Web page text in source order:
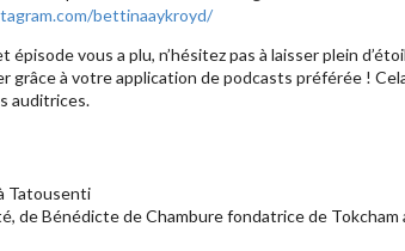
bettinaaykroyd/
épisode vous a plu, n’hésitez pas à laisser plein
grâce à votre application de podcasts préférée !
auditrices.
Tatousenti
de Bénédicte de Chambure fondatrice de Tokcham